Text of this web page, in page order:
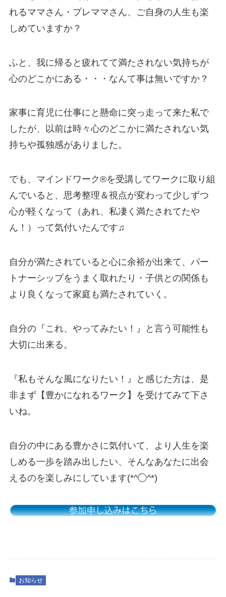
れるママさん・プレママさん、ご自身の人生も楽
しめていますか？
ふと、我に帰ると疲れてて満たされない気持ちが
心のどこかにある・・・なんて事は無いですか？
家事に育児に仕事にと懸命に突っ走って来た私で
したが、以前は時々心のどこかに満たされない気
持ちや孤独感がありました。
でも、マインドワーク®️を受講してワークに取り組
んでいると、思考整理＆視点が変わって少しずつ
心が軽くなって（あれ、私凄く満たされてたや
ん！）って気付いたんです♫
自分が満たされていると心に余裕が出来て、パー
トナーシップをうまく取れたり・子供との関係も
より良くなって家庭も満たされていく。
自分の『これ、やってみたい！』と言う可能性も
大切に出来る。
『私もそんな風になりたい！』と感じた方は、是
非まず【豊かになれるワーク】を受けてみて下さ
いね。
自分の中にある豊かさに気付いて、より人生を楽
しめる一歩を踏み出したい、そんなあなたに出会
えるのを楽しみにしています(*^◯^*)
お知らせ